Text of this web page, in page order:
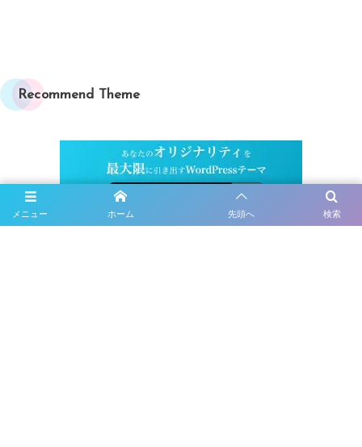
Recommend Theme
メニュー 検索
ホーム 先頭へ